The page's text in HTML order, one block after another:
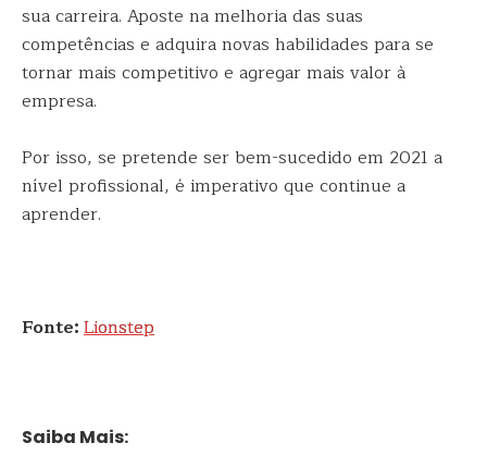
sua carreira. Aposte na melhoria das suas
competências e adquira novas habilidades para se
tornar mais competitivo e agregar mais valor à
empresa.
Por isso, se pretende ser bem-sucedido em 2021 a
nível profissional, é imperativo que continue a
aprender.
Fonte:Lionstep
Saiba Mais: